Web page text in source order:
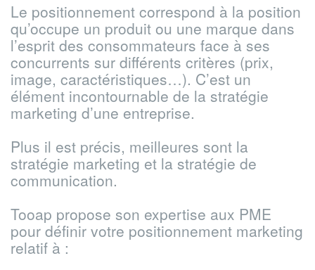
Le positionnement correspond à la position
qu’occupe un produit ou une marque dans
l’esprit des consommateurs face à ses
concurrents sur différents critères (prix,
image, caractéristiques…). C’est un
élément incontournable de la stratégie
marketing d’une entreprise.
Plus il est précis, meilleures sont la
stratégie marketing et la stratégie de
communication.
Tooap propose son expertise aux PME
pour définir votre positionnement marketing
relatif à :